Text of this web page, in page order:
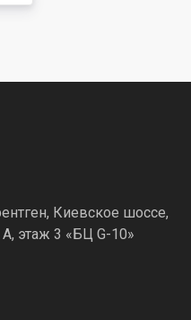
Киевское шоссе,
этаж 3 «БЦ G-10»